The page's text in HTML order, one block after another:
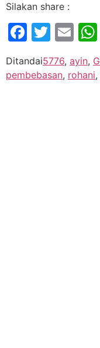
Silakan share :
Ditandai5776, ayin,
pembebasan, rohani,